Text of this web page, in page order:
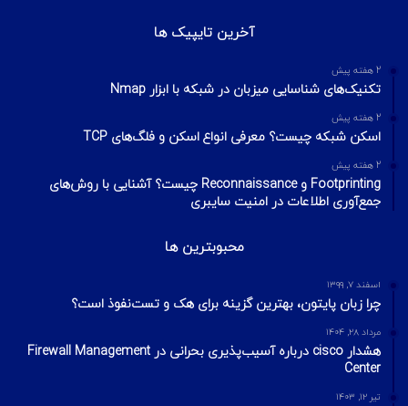
آخرین تایپیک ها
2 هفته پیش
تکنیک‌های شناسایی میزبان در شبکه با ابزار Nmap
2 هفته پیش
اسکن شبکه چیست؟ معرفی انواع اسکن و فلگ‌های TCP
2 هفته پیش
Footprinting و Reconnaissance چیست؟ آشنایی با روش‌های
جمع‌آوری اطلاعات در امنیت سایبری
محبوبترین ها
اسفند ۷, ۱۳۹۹
چرا زبان پایتون، بهترین گزینه برای هک و تست‌نفوذ است؟
مرداد ۲۸, ۱۴۰۴
هشدار cisco درباره آسیب‌پذیری بحرانی در Firewall Management
Center
تیر ۱۲, ۱۴۰۳